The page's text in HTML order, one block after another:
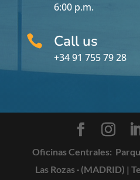
6:00 p.m.
 Call us
+34 91 755 79 28
Oficinas Centrales:
Las Rozas · (MADRID) |